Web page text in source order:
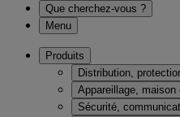
Que cherchez-vous ?
Menu
Produits
Distribution,
Appareillage,
Sécurité,